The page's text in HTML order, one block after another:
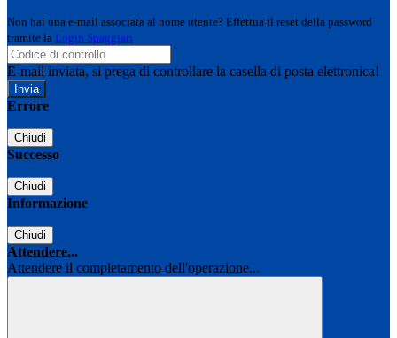
Non hai una e-mail associata al nome utente? Effettua il reset della password
tramite la Login Spaggiari
E-mail inviata, si prega di controllare la casella di posta elettronica!
Errore
Chiudi
Successo
Chiudi
Informazione
Chiudi
Attendere...
Attendere il completamento dell'operazione...